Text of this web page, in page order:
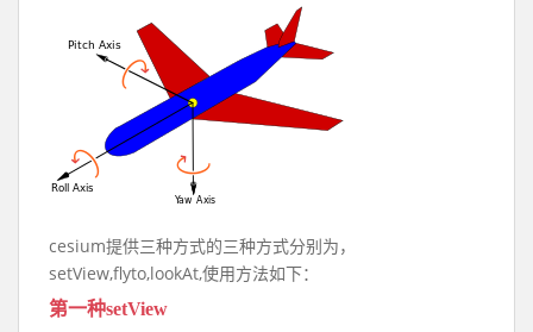
cesium提供三种方式的三种方式分别为，
setView,flyto,lookAt,使用方法如下：
第一种setView